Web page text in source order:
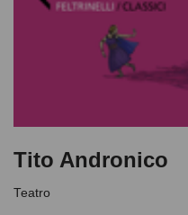
Tito Andronico
Teatro